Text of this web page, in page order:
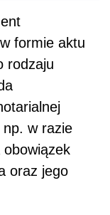
formie aktu
rodzaju
w razie
oraz jego